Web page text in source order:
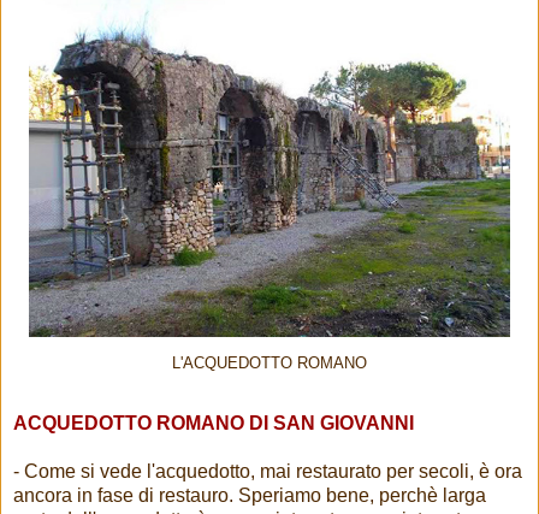
L'ACQUEDOTTO ROMANO
ACQUEDOTTO ROMANO DI SAN GIOVANNI
- Come si vede l'acquedotto, mai restaurato per secoli, è ora
ancora in fase di restauro. Speriamo bene, perchè larga